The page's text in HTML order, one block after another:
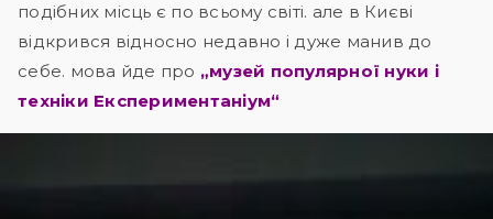
подібних місць є по всьому світі. але в Києві
відкрився відносно недавно і дуже манив до
себе. мова йде про „музей популярної нуки і
техніки Експериментаніум“